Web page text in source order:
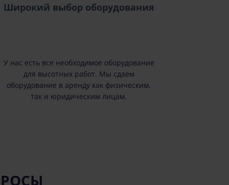
Широкий выбор оборудования
У нас есть все необходимое оборудование
для высотных работ. Мы сдаем
оборудование в аренду как физическим,
так и юридическим лицам.